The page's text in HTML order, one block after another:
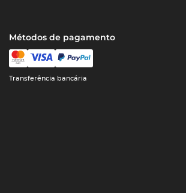
Métodos de pagamento
Transferência bancária